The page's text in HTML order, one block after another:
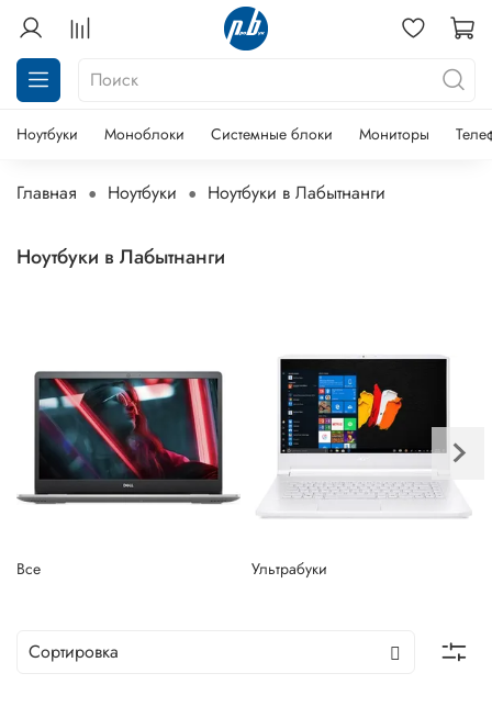
Ноутбуки Моноблоки Системные блоки Мониторы
Главная Ноутбуки Ноутбуки в Лабытнанги
Ноутбуки в Лабытнанги
Все Ультрабуки